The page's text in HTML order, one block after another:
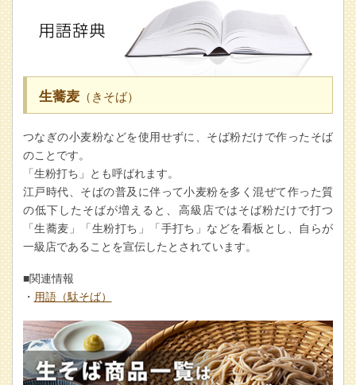
生蕎麦（きそば）
つなぎの小麦粉などを使用せずに、そば粉だけで作ったそば
のことです。
「生粉打ち」とも呼ばれます。
江戸時代、そばの普及に伴って小麦粉を多く混ぜて作った質
の低下したそばが増えると、高級店ではそば粉だけで打つ
「生蕎麦」「生粉打ち」「手打ち」などを看板とし、自らが
一級店であることを宣伝したとされています。
■関連情報
・ 用語（駄そば）